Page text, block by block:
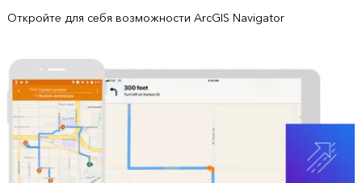
Откройте для себя возможности ArcGIS Navigator